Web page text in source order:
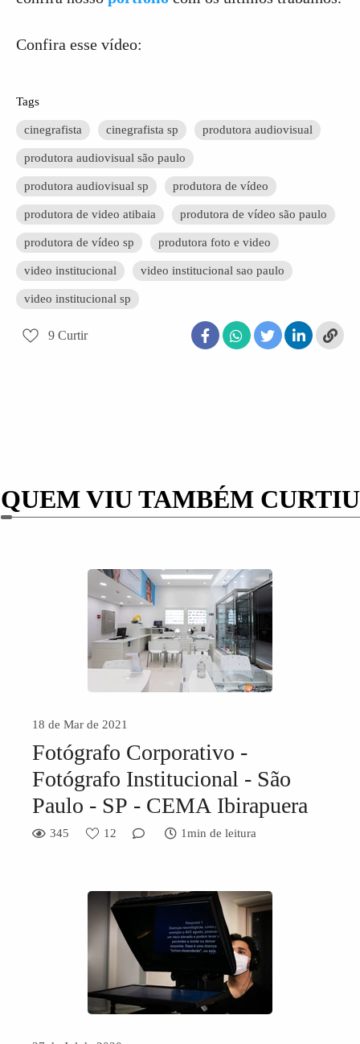
Confira esse vídeo:
Tags
cinegrafista cinegrafista sp produtora audiovisual
produtora audiovisual são paulo
produtora audiovisual sp produtora de vídeo
produtora de video atibaia produtora de vídeo são paulo
produtora de vídeo sp produtora foto e video
video institucional video institucional sao paulo
video institucional sp
9 Curtir
QUEM VIU TAMBÉM CURTIU
18 de Mar de 2021
Fotógrafo Corporativo -
Fotógrafo Institucional - São
Paulo - SP - CEMA Ibirapuera
345 12 1min de leitura